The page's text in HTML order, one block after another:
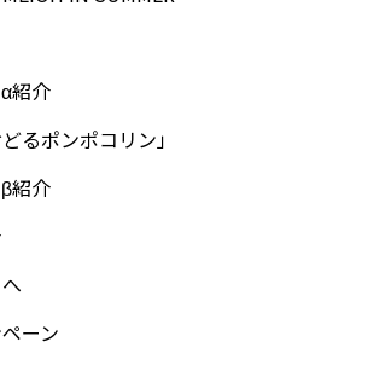
紹介
るポンポコリン」
紹介
ーン